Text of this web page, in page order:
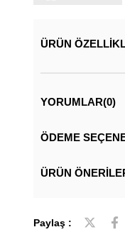
ÜRÜN
YORUMLAR(0)
ÖDEME
ÜRÜN
Paylaş :